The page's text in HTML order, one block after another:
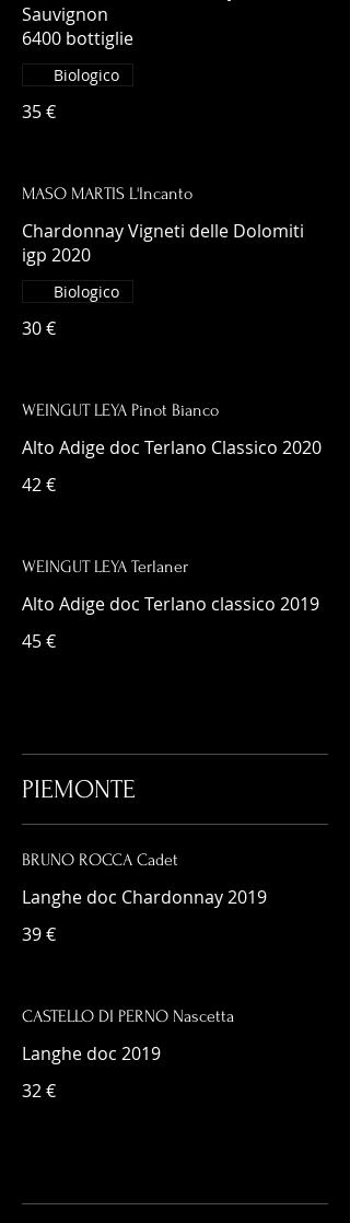
Sauvignon
6400 bottiglie
35 €
Biologico
MASO MARTIS L'Incanto
Chardonnay Vigneti delle Dolomiti
igp 2020
30 €
Biologico
WEINGUT LEYA Pinot Bianco
Alto Adige doc Terlano Classico 2020
42 €
WEINGUT LEYA Terlaner
Alto Adige doc Terlano classico 2019
45 €
PIEMONTE
BRUNO ROCCA Cadet
Langhe doc Chardonnay 2019
39 €
CASTELLO DI PERNO Nascetta
Langhe doc 2019
32 €